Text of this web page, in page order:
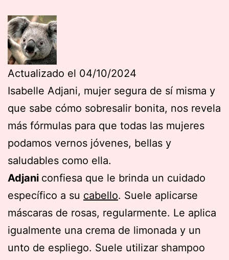
Actualizado el 04/10/2024
Isabelle Adjani, mujer segura de sí misma y
que sabe cómo sobresalir bonita, nos revela
más fórmulas para que todas las mujeres
podamos vernos jóvenes, bellas y
saludables como ella.
Adjani confiesa que le brinda un cuidado
específico a su cabello. Suele aplicarse
máscaras de rosas, regularmente. Le aplica
igualmente una crema de limonada y un
unto de espliego. Suele utilizar shampoo